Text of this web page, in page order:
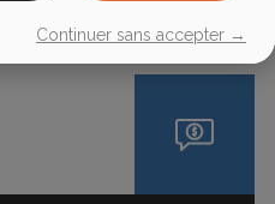
Continuer sans accepter →